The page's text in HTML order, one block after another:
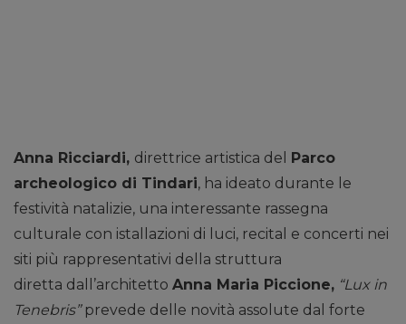
Anna Ricciardi, direttrice artistica del Parco
archeologico di Tindari, ha ideato durante le
festività natalizie, una interessante rassegna
culturale con istallazioni di luci, recital e concerti nei
siti più rappresentativi della struttura
diretta dall’architetto Anna Maria Piccione, “Lux in
Tenebris”prevede delle novità assolute dal forte